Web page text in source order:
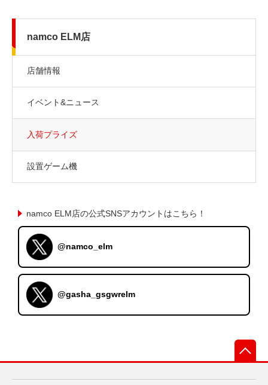
namco ELM店
店舗情報
イベント&ニュース
入荷プライズ
設置ゲーム機
namco ELM店の公式SNSアカウントはこちら！
@namco_elm
@gasha_gsgwrelm